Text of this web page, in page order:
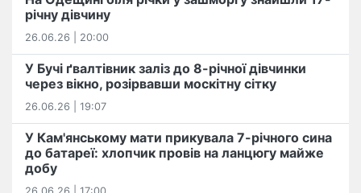
річну дівчину
26.06.26 | 20:00
У Бучі ґвалтівник заліз до 8-річної дівчинки
через вікно, розірвавши москітну сітку
26.06.26 | 19:07
У Кам'янському мати прикувала 7-річного сина
до батареї: хлопчик провів на ланцюгу майже
добу